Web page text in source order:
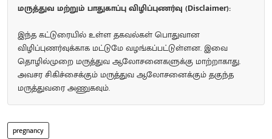
மருத்துவ மற்றும் பாதுகாப்பு விழிப்புணர்வு (Disclaimer):
இந்த கட்டுரையில் உள்ள தகவல்கள் பொதுவான
விழிப்புணர்வுக்காக மட்டுமே வழங்கப்பட்டுள்ளன. இவை
தொழில்முறை மருத்துவ ஆலோசனைகளுக்கு மாற்றாகாது.
அவசர சிகிச்சைக்கும் மருத்துவ ஆலோசனைக்கும் தகுந்த
மருத்துவரை அணுகவும்.
pregnancy